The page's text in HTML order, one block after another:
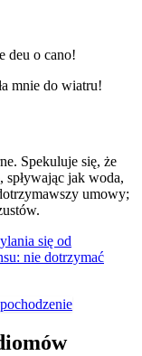
deu o cano!
mnie do wiatru!
Spekuluje się, że
spływając jak woda,
umowy;
się od
nie dotrzymać